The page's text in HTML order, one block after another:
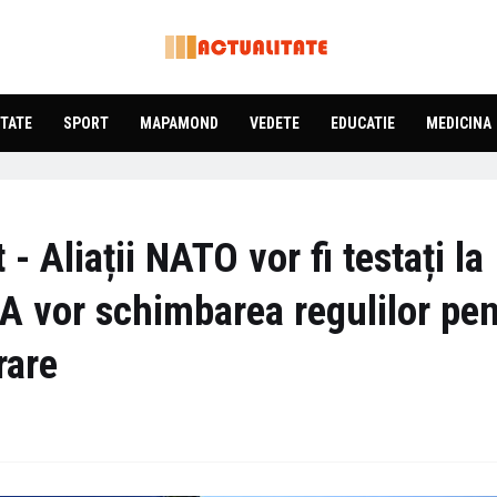
SPORT MAPAMOND VEDETE EDUCATIE MEDICINA
Aliații NATO vor fi testați la
vor schimbarea regulilor